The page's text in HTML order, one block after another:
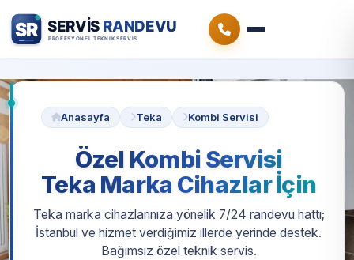
Anasayfa Teka Kombi Servisi
Özel Kombi Servisi
Teka Marka Cihazlar İçin
Teka marka cihazlarınıza yönelik 7/24 randevu hattı;
İstanbul ve hizmet verdiğimiz illerde yerinde destek.
Bağımsız özel teknik servis.